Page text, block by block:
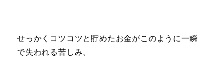
せっかくコツコツと貯めたお金がこのように一瞬
で失われる苦しみ、